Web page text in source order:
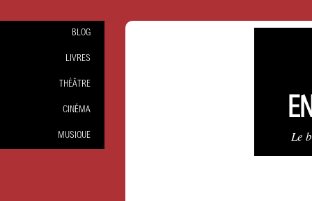
Le
BLOG
LIVRES
THÉÂTRE
CINÉMA
MUSIQUE